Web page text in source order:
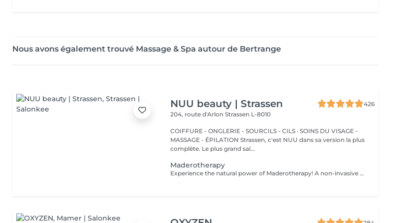
Nous avons également trouvé Massage & Spa autour de Bertrange
NUU beauty | Strassen
426
204, route d'ArlonStrassen L-8010
COIFFURE - ONGLERIE - SOURCILS - CILS · SOINS DU VISAGE -
MASSAGE - ÉPILATION Strassen, c'est NUU dans sa version la plus
complète. Le plus grand sal...
Maderotherapy
Experience the natural power of Maderotherapy! A non-invasive massage technique using wooden tools. It improves circulation and lymphatic drainage, reduces cellulite, helps contour the body, and eliminates excess fluid. Types: - Brazilian: focuses on legs and glutes, helps shape the silhouette; - Abdomen: reduces volume and firms the skin; - Full body: promotes relaxation and overall recovery. Age restrictions: recommended to do from 16 years old. Post-procedure recommendations: do not do sports and any sharp movement for 2-3 hours after the procedure. Frequency: 2-3 times per week, 8-10 sessions. Repeat once in 3-6 months. Contraindications: pregnancy, inflammation, acne, varicose veins in the acute stage.